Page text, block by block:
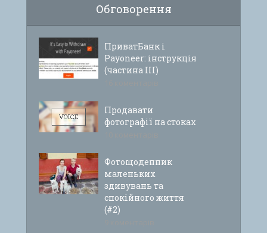
Обговорення
ПриватБанк і
Payoneer: інструкція
(частина ІІІ)
Продавати
фотографії на стоках
Фотощоденник
маленьких
здивувань та
спокійного життя
(#2)